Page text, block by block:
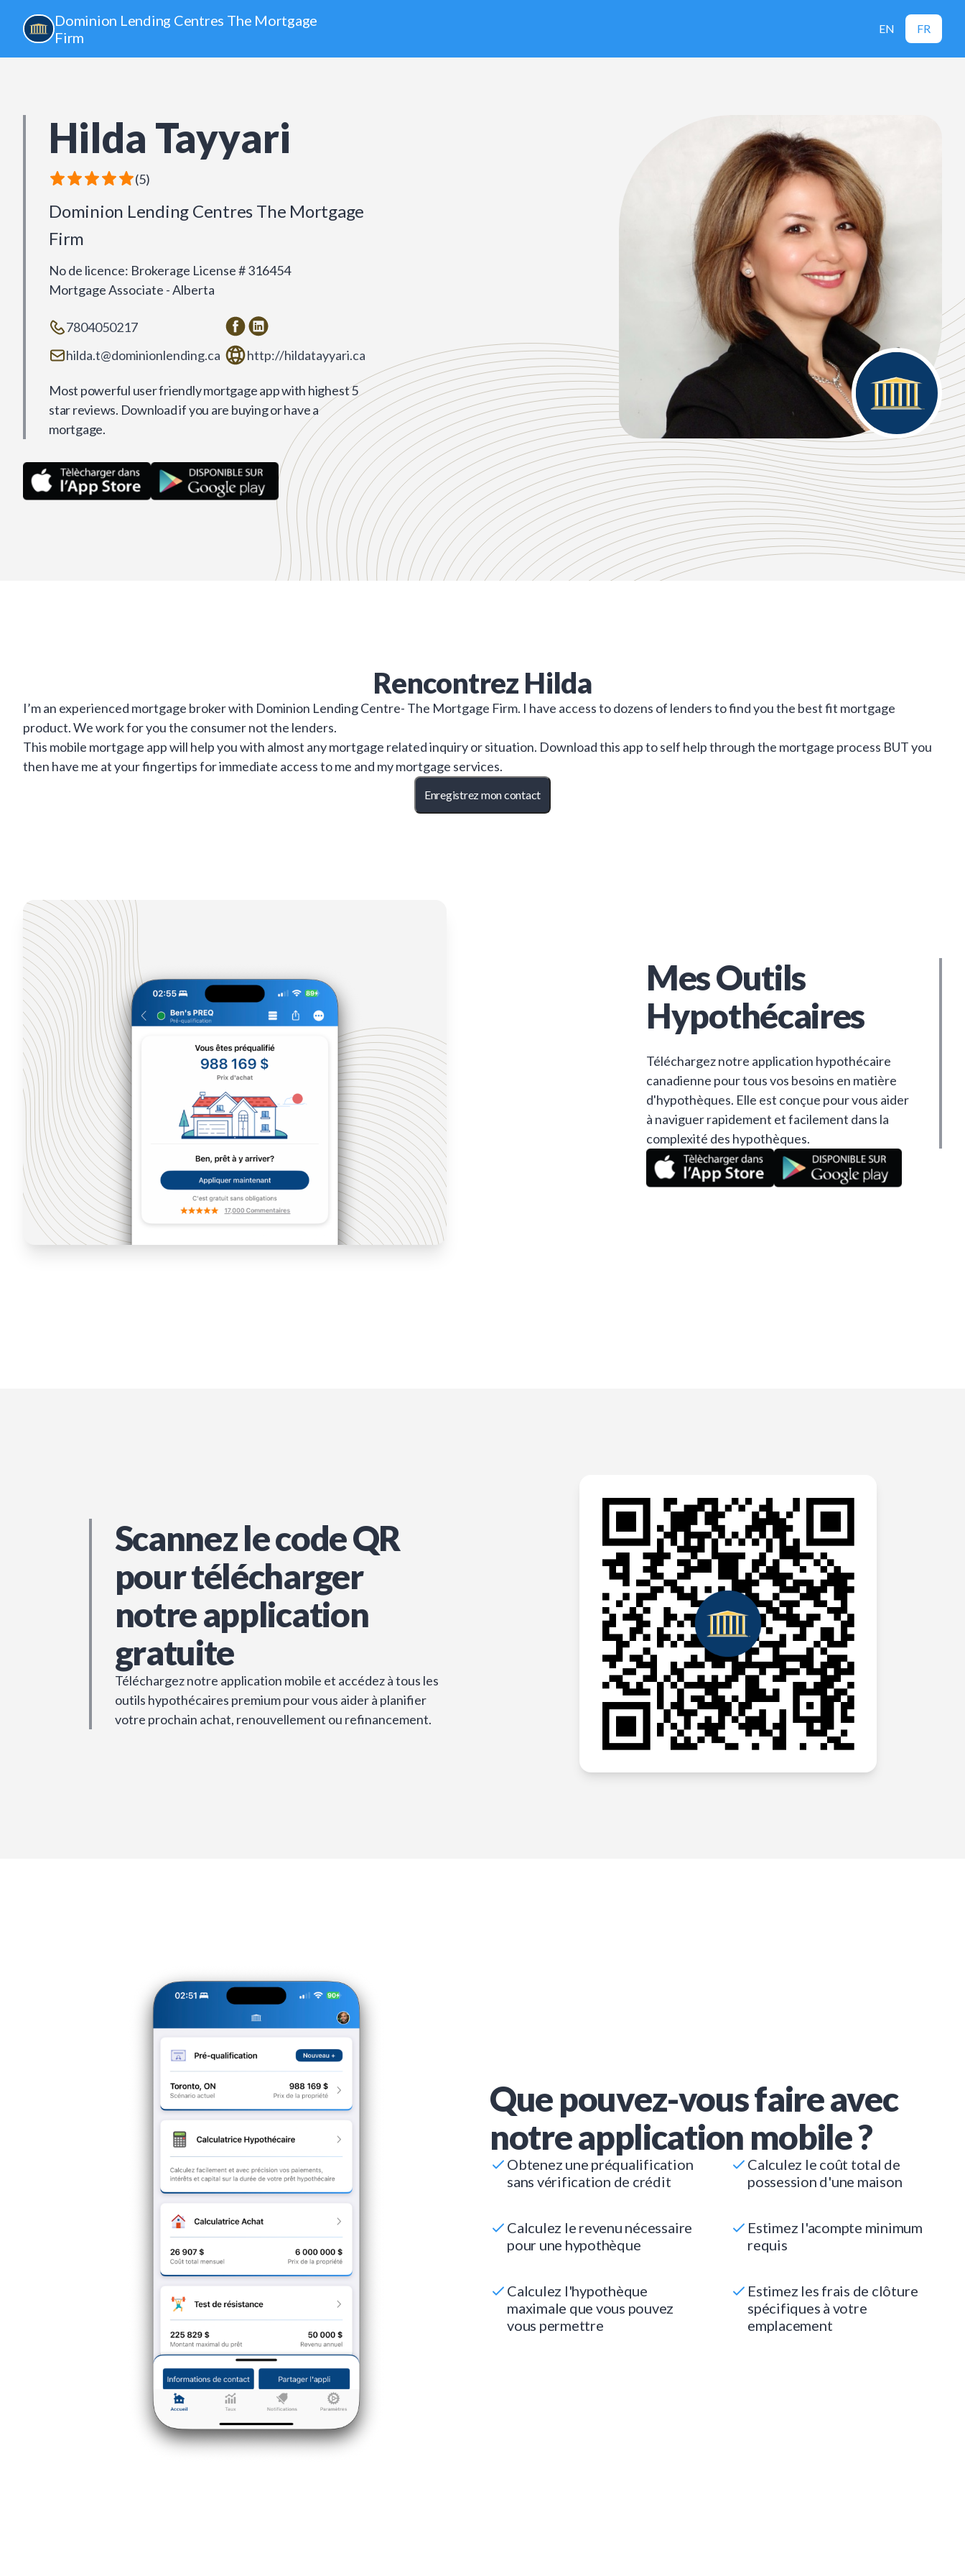
Dominion Lending Centres The Mortgage
Firm
EN FR
Hilda Tayyari
(5)
Dominion Lending Centres The Mortgage
Firm
No de licence: Brokerage License # 316454
Mortgage Associate - Alberta
7804050217
hilda.t@dominionlending.ca
http://hildatayyari.ca
Most powerful user friendly mortgage app with highest 5
star reviews. Download if you are buying or have a
mortgage.
Rencontrez Hilda
I’m an experienced mortgage broker with Dominion Lending Centre- The Mortgage Firm. I have access to dozens of lenders to find you the best fit mortgage
product. We work for you the consumer not the lenders.
This mobile mortgage app will help you with almost any mortgage related inquiry or situation. Download this app to self help through the mortgage process BUT you
then have me at your fingertips for immediate access to me and my mortgage services.
Enregistrez mon contact
Mes Outils
Hypothécaires
Téléchargez notre application hypothécaire
canadienne pour tous vos besoins en matière
d'hypothèques. Elle est conçue pour vous aider
à naviguer rapidement et facilement dans la
complexité des hypothèques.
Scannez le code QR
pour télécharger
notre application
gratuite
Téléchargez notre application mobile et accédez à tous les
outils hypothécaires premium pour vous aider à planifier
votre prochain achat, renouvellement ou refinancement.
Que pouvez-vous faire avec
notre application mobile ?
Obtenez une préqualification
sans vérification de crédit
Calculez le coût total de
possession d'une maison
Calculez le revenu nécessaire
pour une hypothèque
Estimez l'acompte minimum
requis
Calculez l'hypothèque
maximale que vous pouvez
vous permettre
Estimez les frais de clôture
spécifiques à votre
emplacement